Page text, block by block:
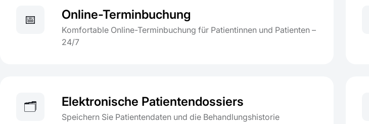
📅 Online-Terminbuchung
Komfortable Online-Terminbuchung für Patientinnen und Patienten –
24/7
🗂️ Elektronische Patientendossiers
Speichern Sie Patientendaten und die Behandlungshistorie